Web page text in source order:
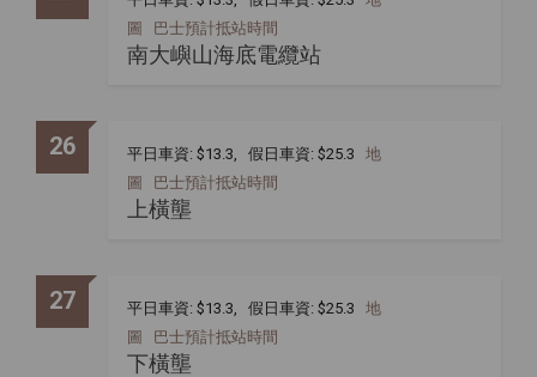
圖
巴士預計抵站時間
南大嶼山海底電纜站
26 平日車資: $13.3, 假日車資: $25.3 地
圖
巴士預計抵站時間
上橫壟
27 平日車資: $13.3, 假日車資: $25.3 地
圖
巴士預計抵站時間
下橫壟